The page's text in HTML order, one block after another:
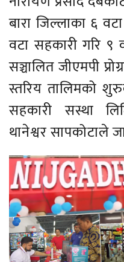
बारा जिल्लाका ६
वटा सहकारी गरि ९
सञ्चालित जीएमपी
स्तरिय तालिमको
सहकारी सस्था
थानेश्वर सापकोटाले